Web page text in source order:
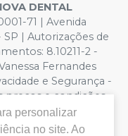
DENTAL
71 | Avenida
| Autorizações de
8.10211-2 -
Fernandes
e Segurança -
preços e condições
Em caso de
válido é o do
personalizar
no site. Ao